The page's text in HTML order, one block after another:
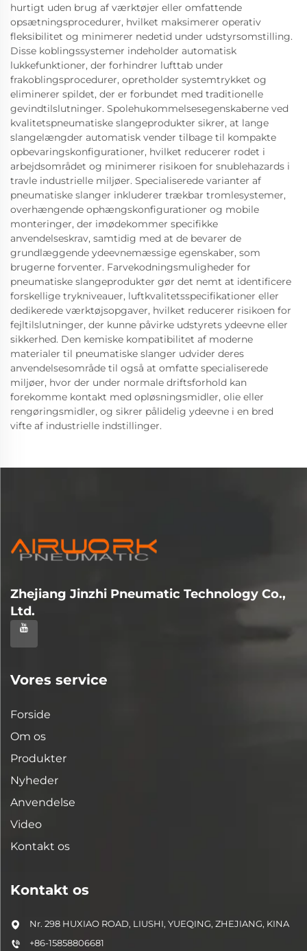
hurtigt uden brug af værktøjer eller omfattende
opsætningsprocedurer, hvilket maksimerer operativ
fleksibilitet og minimerer nedetid under udstyrsomstilling.
Disse koblingssystemer indeholder automatisk
lukkefunktioner, der forhindrer lufttab under
frakoblingsprocedurer, opretholder systemtrykket og
eliminerer spildet, der er forbundet med traditionelle
gevindtilslutninger. Spolehukommelsesegenskaberne ved
kvalitetspneumatiske slangeprodukter sikrer, at lange
slangelængder automatisk vender tilbage til kompakte
opbevaringskonfigurationer, hvilket reducerer rodet i
arbejdsområdet og minimerer risikoen for snublehazards i
travle industrielle miljøer. Specialiserede varianter af
pneumatiske slanger inkluderer trækbar tromlesystemer,
overhængende ophængskonfigurationer og mobile
monteringer, der imødekommer specifikke
anvendelseskrav, samtidig med at de bevarer de
grundlæggende ydeevnemæssige egenskaber, som
brugerne forventer. Farvekodningsmuligheder for
pneumatiske slangeprodukter gør det nemt at identificere
forskellige trykniveauer, luftkvalitetsspecifikationer eller
dedikerede værktøjsopgaver, hvilket reducerer risikoen for
fejltilslutninger, der kunne påvirke udstyrets ydeevne eller
sikkerhed. Den kemiske kompatibilitet af moderne
materialer til pneumatiske slanger udvider deres
anvendelsesområde til også at omfatte specialiserede
miljøer, hvor der under normale driftsforhold kan
forekomme kontakt med opløsningsmidler, olie eller
rengøringsmidler, og sikrer pålidelig ydeevne i en bred
vifte af industrielle indstillinger.
Zhejiang Jinzhi Pneumatic Technology Co.,
Ltd.
Vores service
Forside
Om os
Produkter
Nyheder
Anvendelse
Video
Kontakt os
Kontakt os
Nr. 298 HUXIAO ROAD, LIUSHI, YUEQING, ZHEJIANG, KINA
+86-15858806681